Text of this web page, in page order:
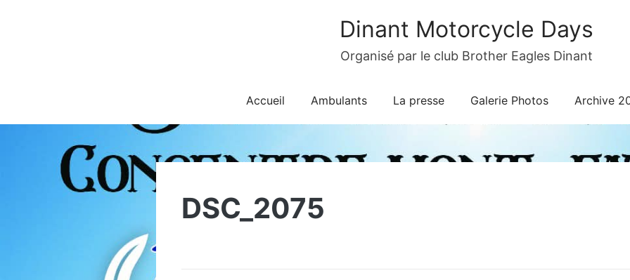
Dinant Motorcycle Days
Organisé par le club Brother Eagles Dinant
Accueil Ambulants La presse Galerie Photos Archive
DSC_2075